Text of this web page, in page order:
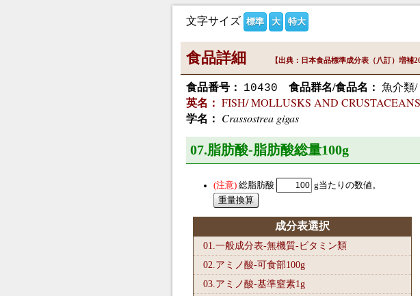
文字サイズ 標準 大 特大
食品詳細 【出典：日本食品標準成分表（八訂）増補
食品番号： 10430 食品群名/食品名： 魚介類/
英名： FISH/ MOLLUSKS AND
学名： Crassostrea gigas
07.脂肪酸-脂肪酸総量100g
総脂肪酸 g当たりの数値。
成分表選択
01.一般成分表-無機質-ビタミン類
02.アミノ酸-可食部100g
03.アミノ酸-基準窒素1g